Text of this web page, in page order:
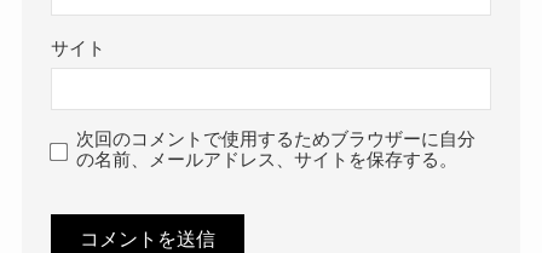
サイト
次回のコメントで使用するためブラウザーに自分
の名前、メールアドレス、サイトを保存する。